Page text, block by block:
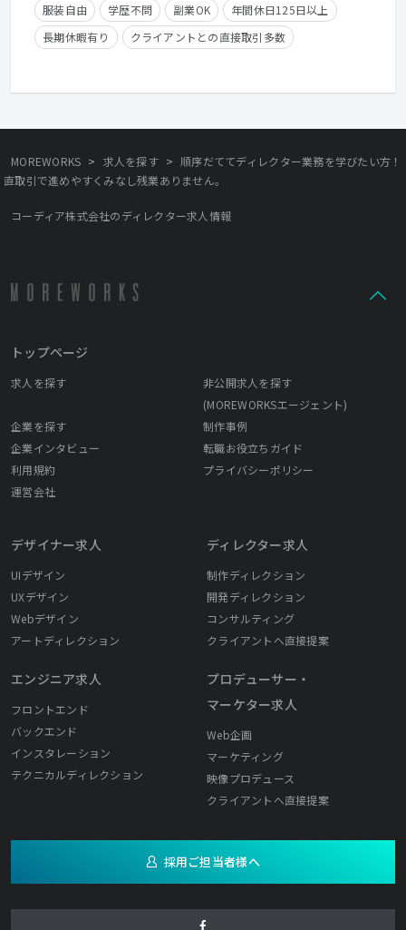
服装自由 学歴不問 副業OK
年間休日125日以上
長期休暇有り
クライアントとの直接取引多数
MOREWORKS > 求人を探す > 順序だててディレクター業務を学びたい方！
直取引で進めやすくみなし残業ありません。
コーディア株式会社のディレクター求人情報
トップページ
求人を探す
非公開求人を探す
(MOREWORKSエージェント)
企業を探す
制作事例
企業インタビュー
転職お役立ちガイド
利用規約
プライバシーポリシー
運営会社
デザイナー求人
UIデザイン
UXデザイン
Webデザイン
アートディレクション
エンジニア求人
フロントエンド
バックエンド
インスタレーション
テクニカルディレクション
ディレクター求人
制作ディレクション
開発ディレクション
コンサルティング
クライアントへ直接提案
プロデューサー・
マーケター求人
Web企画
マーケティング
映像プロデュース
クライアントへ直接提案
採用ご担当者様へ